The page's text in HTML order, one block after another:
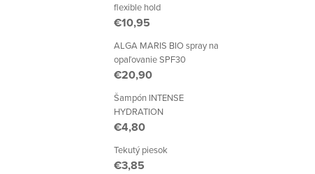
flexible hold
€10,95
ALGA MARIS BIO spray na
opaľovanie SPF30
€20,90
Šampón INTENSE
HYDRATION
€4,80
Tekutý piesok
€3,85